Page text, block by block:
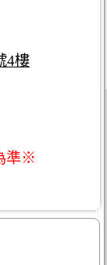
4樓
準※